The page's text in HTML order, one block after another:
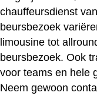
chauffeursdienst
beursbezoek
limousine tot
beursbezoek. Ook
voor teams en hele
Neem gewoon